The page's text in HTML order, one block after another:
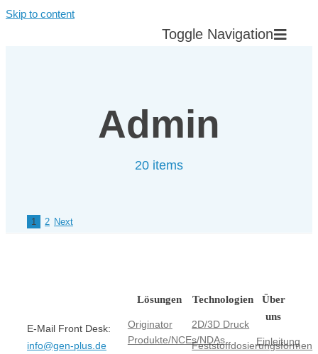
Skip to content
Toggle Navigation
Unsere Lösungen
Technologien
Admin
20 items
1 2 Next
E-Mail Front Desk:
info@gen-plus.de
Lösungen
Originator
Produkte/NCEs/NDAs
Technologien
2D/3D Druck
Feststoffdosierungsformen
Über
uns
Einleitung